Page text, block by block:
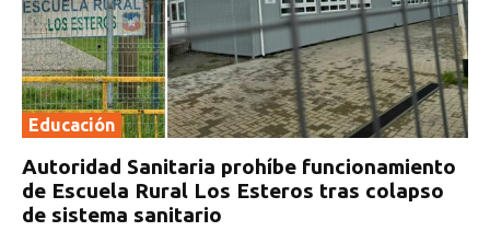
Educación
Autoridad Sanitaria prohíbe funcionamiento
de Escuela Rural Los Esteros tras colapso
de sistema sanitario